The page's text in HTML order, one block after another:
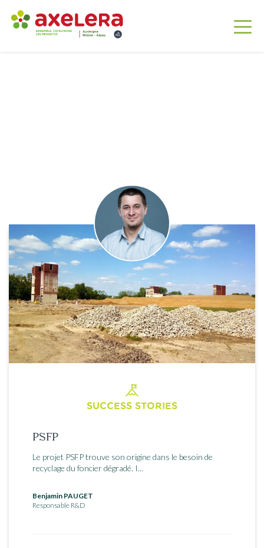
SUCCESS STORIES
PSFP
Le projet PSFP trouve son origine dans le besoin de
recyclage du foncier dégradé. I...
Benjamin PAUGET
Responsable R&D